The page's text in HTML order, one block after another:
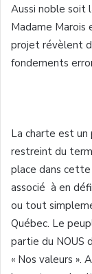
Aussi noble soit
Madame Marois
projet révèlent
fondements
La charte est
restreint du
place dans
associé à en
ou tout
Québec. Le
partie du NOUS
« Nos valeurs ».